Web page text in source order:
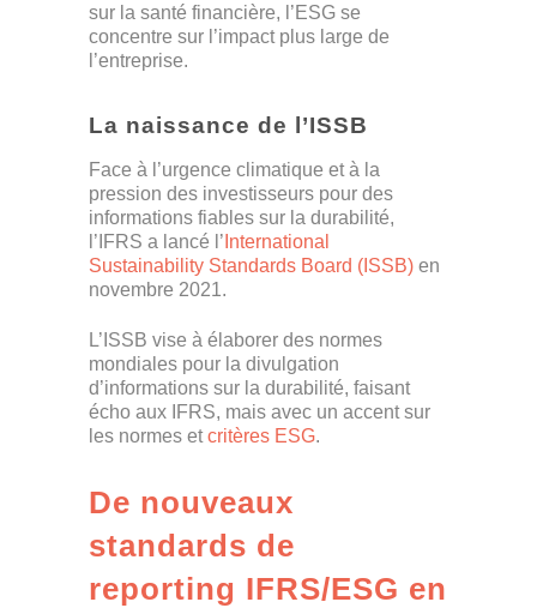
sur la santé financière, l’ESG se
concentre sur l’impact plus large de
l’entreprise.
La naissance de l’ISSB
Face à l’urgence climatique et à la
pression des investisseurs pour des
informations fiables sur la durabilité,
l’IFRS a lancé l’ International
Sustainability Standards Board (ISSB) en
novembre 2021.
L’ISSB vise à élaborer des normes
mondiales pour la divulgation
d’informations sur la durabilité, faisant
écho aux IFRS, mais avec un accent sur
les normes etcritères ESG.
De nouveaux
standards de
reporting IFRS/ESG en